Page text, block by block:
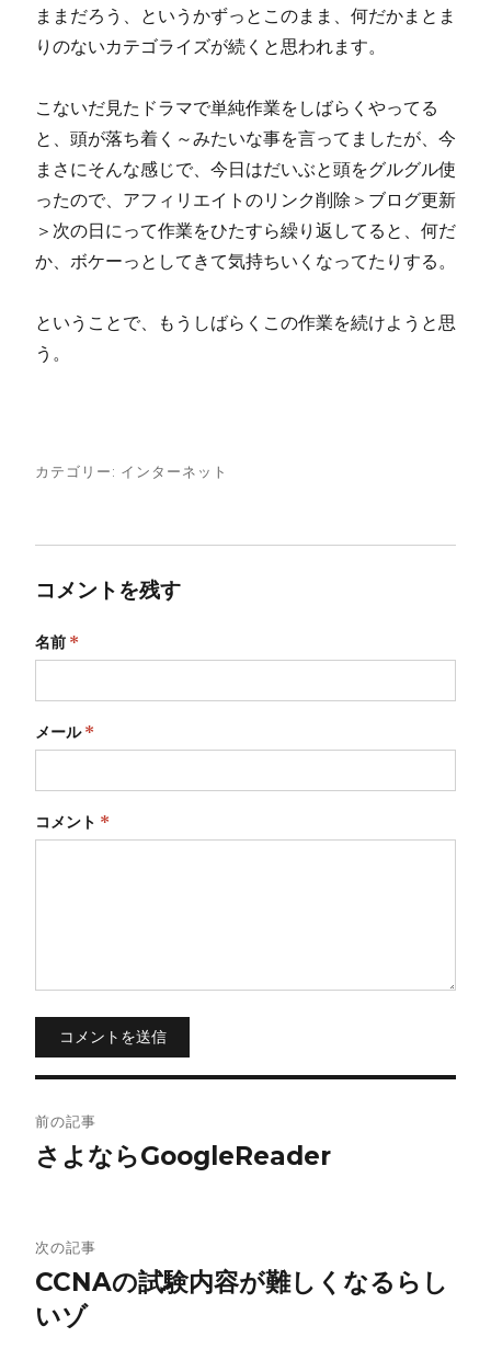
ままだろう、というかずっとこのまま、何だかまとま
りのないカテゴライズが続くと思われます。
こないだ見たドラマで単純作業をしばらくやってる
と、頭が落ち着く～みたいな事を言ってましたが、今
まさにそんな感じで、今日はだいぶと頭をグルグル使
ったので、アフィリエイトのリンク削除＞ブログ更新
＞次の日にって作業をひたすら繰り返してると、何だ
か、ボケーっとしてきて気持ちいくなってたりする。
ということで、もうしばらくこの作業を続けようと思
う。
カテゴリー: インターネット
コメントを残す
名前 *
メール*
コメント *
コメントを送信
稿
ビ
ゲ
ー
前の記事
さよならGoogleReader
次の記事
CCNAの試験内容が難しくなるらし
いゾ